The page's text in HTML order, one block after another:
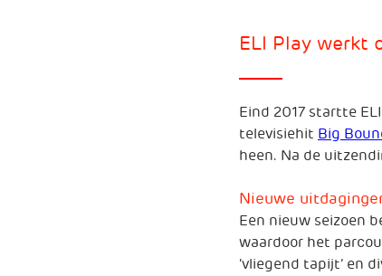
ELI Play werkt
Eind 2017 startte
televisiehit Big
heen. Na de
Nieuwe
Een nieuw seizoen
waardoor het
‘vliegend tapijt’ en